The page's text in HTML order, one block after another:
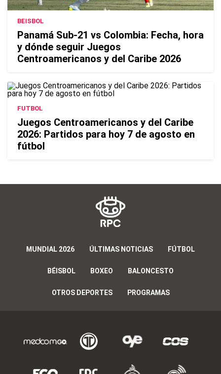
BEISBOL
Panamá Sub-21 vs Colombia: Fecha, hora
y dónde seguir Juegos
Centroamericanos y del Caribe 2026
FUTBOL
Juegos Centroamericanos y del Caribe
2026: Partidos para hoy 7 de agosto en
fútbol
MUNDIAL 2026 ÚLTIMAS NOTICIAS FÚTBOL
BÉISBOL BOXEO BALONCESTO
OTROS DEPORTES PROGRAMAS